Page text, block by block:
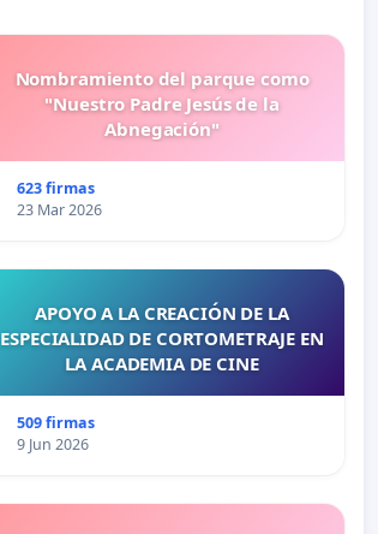
Nombramiento del parque como
"Nuestro Padre Jesús de la
Abnegación"
623 firmas
23 Mar 2026
APOYO A LA CREACIÓN DE LA
ESPECIALIDAD DE CORTOMETRAJE EN
LA ACADEMIA DE CINE
509 firmas
9 Jun 2026